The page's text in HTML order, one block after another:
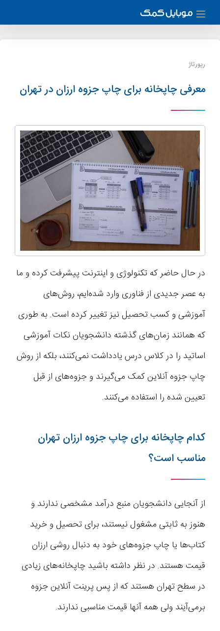
رپورتاژ
معرفی چاپخانه برای چاپ جزوه ارزان در تهران
در حال حاضر که تکنولوژی و اینترنت پیشرفت کرده و ما
به عصر جدیدی از فناوری وارد شده‌ایم، روش‌های
آموزشی و کسب تحصیل نیز تغییر کرده است. به طوری
که همانند زمان‌های گذشته دانشجویان نکات آموزشی
اساتید را در کلاس درس یادداشت نمی‌کنند، بلکه از روش
چاپ جزوه آنلاین کمک می‌گیرند و جزوه‌های از قبل
تعیین شده را استفاده می‌کنند.
کدام چاپخانه برای چاپ جزوه ارزان تهران
مناسب است؟
از آنجایی دانشجویان منبع درآمد مشخصی ندارند و
هنوز به ثابتی مشغول نیستند، برای تحصیل و خرید
کتاب‌ها یا چاپ جزوه‌های خود به دنبال روشی ارزان
قیمت هستند. در نظر داشته باشید چاپخانه‌های زیادی
در سطح تهران هستند که از پس پرینت آنلاین جزوه
برمی‌آیند ولی همه آنها قیمت مناسبی ندارند.